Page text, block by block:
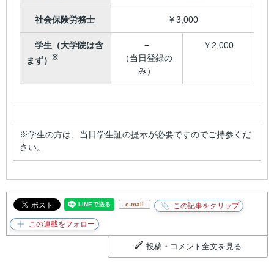
社会保険労務士 ￥3,000
学生（大学院は含
まず）
※
−
（当日登録の
み）
￥2,000
※学生の方は、当日学生証の提示が必要ですのでご持参くだ
さい。
e-mail
投稿・コメント全文を見る